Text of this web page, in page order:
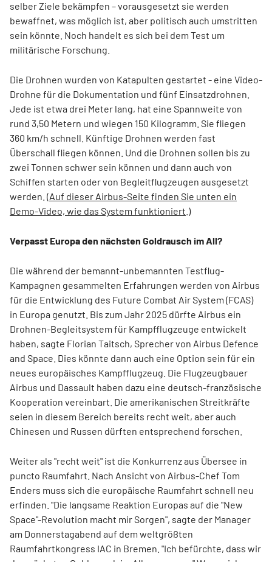
selber Ziele bekämpfen – vorausgesetzt sie werden
bewaffnet, was möglich ist, aber politisch auch umstritten
sein könnte. Noch handelt es sich bei dem Test um
militärische Forschung.
Die Drohnen wurden von Katapulten gestartet - eine Video-
Drohne für die Dokumentation und fünf Einsatzdrohnen.
Jede ist etwa drei Meter lang, hat eine Spannweite von
rund 3,50 Metern und wiegen 150 Kilogramm. Sie fliegen
360 km/h schnell. Künftige Drohnen werden fast
Überschall fliegen können. Und die Drohnen sollen bis zu
zwei Tonnen schwer sein können und dann auch von
Schiffen starten oder von Begleitflugzeugen ausgesetzt
werden. (Auf dieser Airbus-Seite finden Sie unten ein
Demo-Video, wie das System funktioniert .)
Verpasst Europa den nächsten Goldrausch im All?
Die während der bemannt-unbemannten Testflug-
Kampagnen gesammelten Erfahrungen werden von Airbus
für die Entwicklung des Future Combat Air System (FCAS)
in Europa genutzt. Bis zum Jahr 2025 dürfte Airbus ein
Drohnen-Begleitsystem für Kampfflugzeuge entwickelt
haben, sagte Florian Taitsch, Sprecher von Airbus Defence
and Space. Dies könnte dann auch eine Option sein für ein
neues europäisches Kampfflugzeug. Die Flugzeugbauer
Airbus und Dassault haben dazu eine deutsch-französische
Kooperation vereinbart. Die amerikanischen Streitkräfte
seien in diesem Bereich bereits recht weit, aber auch
Chinesen und Russen dürften entsprechend forschen.
Weiter als "recht weit" ist die Konkurrenz aus Übersee in
puncto Raumfahrt. Nach Ansicht von Airbus-Chef Tom
Enders muss sich die europäische Raumfahrt schnell neu
erfinden. "Die langsame Reaktion Europas auf die "New
Space"-Revolution macht mir Sorgen", sagte der Manager
am Donnerstagabend auf dem weltgrößten
Raumfahrtkongress IAC in Bremen. "Ich befürchte, dass wir